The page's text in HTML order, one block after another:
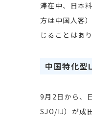
滞在中、日本
方は中国人客
じることはあ
中国特化型
9月2日から、
SJO/IJ）が成